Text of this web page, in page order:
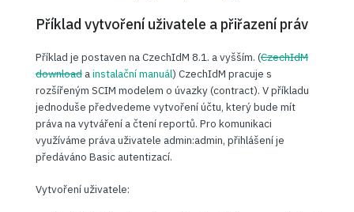
Příklad vytvoření uživatele a přiřazení práv
Příklad je postaven na CzechIdM 8.1. a vyšším. (CzechIdM
downloadainstalační manuál) CzechIdM pracuje s
rozšířeným SCIM modelem o úvazky (contract). V příkladu
jednoduše předvedeme vytvoření účtu, který bude mít
práva na vytváření a čtení reportů. Pro komunikaci
využíváme práva uživatele admin:admin, přihlášení je
předáváno Basic autentizací.
Vytvoření uživatele: